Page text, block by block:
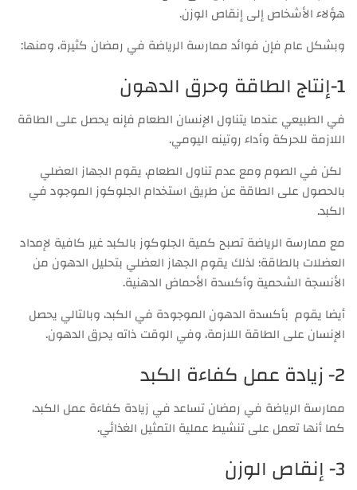
هؤلاء الأشخاص إلى إنقاص الوزن.
وبشكل عام فإن فوائد ممارسة الرياضة في رمضان كثيرة، ومنها:
1-إنتاج الطاقة وحرق الدهون
في الطبيعي عندما يتناول الإنسان الطعام فإنه يحصل على الطاقة
اللازمة للحركة وأداء روتينه اليومي.
لكن في الصوم ومع عدم تناول الطعام، يقوم الجهاز العضلي
بالحصول على الطاقة عن طريق استخدام الجلوكوز الموجود في
الكبد.
مع ممارسة الرياضة تصبح كمية الجلوكوز بالكبد غير كافية لإمداد
العضلات بالطاقة؛ لذلك يقوم الجهاز العضلي بتحليل الدهون من
الأنسجة الشحمية وأكسدة الأحماض الدهنية.
أيضا يقوم بأكسدة الدهون الموجودة في الكبد، وبالتالي يحصل
الإنسان على الطاقة اللازمة، وفي الوقت ذاته يحرق الدهون.
2- زيادة عمل كفاءة الكبد
ممارسة الرياضة في رمضان تساعد في زيادة كفاءة عمل الكبد،
كما أنها تعمل على تنشيط عملية التمثيل الغذائي.
3- إنقاص الوزن